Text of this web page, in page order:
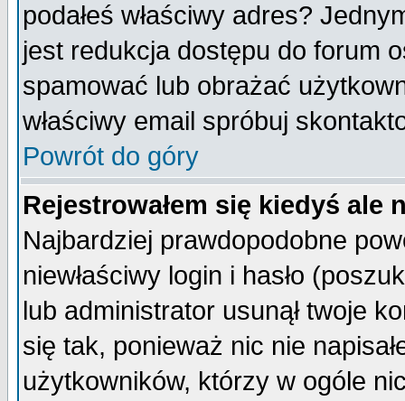
podałeś właściwy adres?
jest redukcja dostępu do forum
spamować lub obrażać
właściwy email spróbuj
Powrót do góry
Rejestrowałem się kiedyś ale
Najbardziej prawdopodobne
niewłaściwy login i hasło
lub administrator usunął twoje
się tak, ponieważ nic nie
użytkowników, którzy w ogóle